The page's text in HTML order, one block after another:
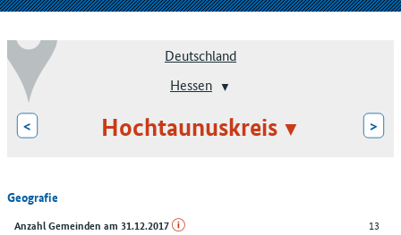
Deutschland
Hessen
< Hochtaunuskreis >
Geografie
Anzahl Gemeinden am 31.12.2017 13